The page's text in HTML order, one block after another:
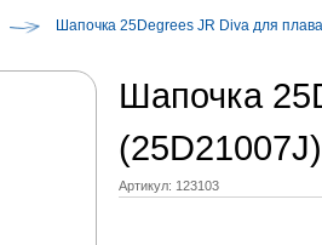
Шапочка 25Degrees JR Diva для
Шапочка
(25D21007J)
Артикул: 123103